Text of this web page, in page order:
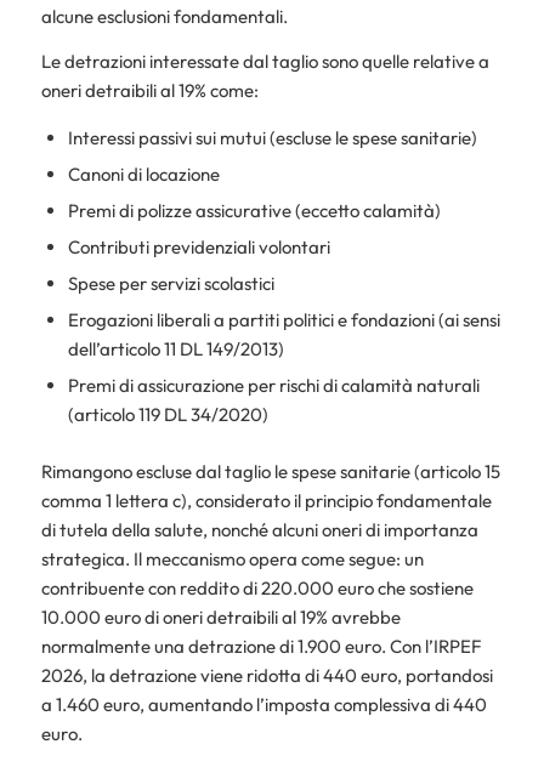
alcune esclusioni fondamentali.
Le detrazioni interessate dal taglio sono quelle relative a
oneri detraibili al 19% come:
Interessi passivi sui mutui (escluse le spese sanitarie)
Canoni di locazione
Premi di polizze assicurative (eccetto calamità)
Contributi previdenziali volontari
Spese per servizi scolastici
Erogazioni liberali a partiti politici e fondazioni (ai sensi
dell’articolo 11 DL 149/2013)
Premi di assicurazione per rischi di calamità naturali
(articolo 119 DL 34/2020)
Rimangono escluse dal taglio le spese sanitarie (articolo 15
comma 1 lettera c), considerato il principio fondamentale
di tutela della salute, nonché alcuni oneri di importanza
strategica. Il meccanismo opera come segue: un
contribuente con reddito di 220.000 euro che sostiene
10.000 euro di oneri detraibili al 19% avrebbe
normalmente una detrazione di 1.900 euro. Con l’IRPEF
2026, la detrazione viene ridotta di 440 euro, portandosi
a 1.460 euro, aumentando l’imposta complessiva di 440
euro.